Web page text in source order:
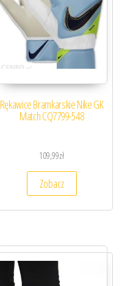
Rękawice Bramkarskie Nike GK
Match CQ7799-548
109,99zł
Zobacz